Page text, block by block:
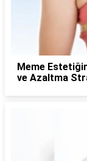
Meme
ve Azaltma